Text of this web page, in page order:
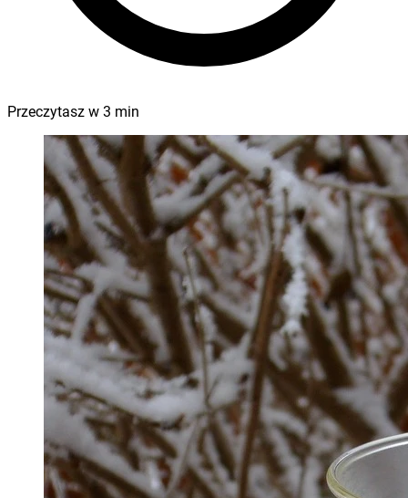
Przeczytasz w 3 min